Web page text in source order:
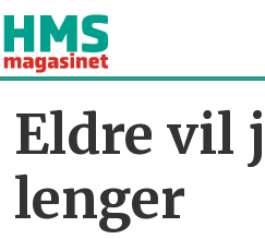
Eldre vil
lenger